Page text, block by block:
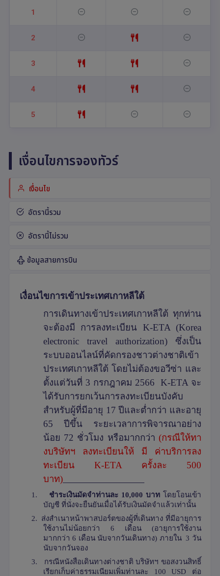
1
2
3
4
5
เงื่อนไขการจองทัวร์
เงื่อนไข
อัตรานี้รวม
อัตรานี้ไม่รวม
ข้อมูลสายการบิน
เงื่อนไขการเข้าประเทศเกาหลีใต้
การเดินทางเข้าประเทศเกาหลีใต้ ทุกท่าน
จะต้องมี การลงทะเบียน K-ETA (Korea
electronic travel authorization) ซึ่งเป็น
ระบบออนไลน์ที่คัดกรองชาวต่างชาติเข้า
ประเทศเกาหลีใต้ โดยไม่ต้องขอวีซ่า และ
ตั้งแต่วันที่ 3 กรกฎาคม 2566 K-ETA จะ
ได้รับการยกเว้นการลงทะเบียนบังคับ
สำหรับผู้ที่มีอายุ 17ปีและต่ำกว่า และอายุ
65 ปีขึ้น ระยะเวลาการพิจารณาอย่าง
น้อย 72 ชั่วโมง หรือมากกว่า (กรณีให้ทา
งบริษัทฯ ลงทะเบียนให้ มี ค่าบริการลง
ทะเบียน K-ETA ครั้งละ 500
บาท)
1. ชำระเงินมัดจำท่านละ 10,000 บาทโดยโอนเข้า
บัญชี ที่นั่งจะยืนยันเมื่อได้รับเงินมัดจำแล้วเท่านั้น
2. ส่งสำเนาหน้าพาสปอร์ตของผู้ที่เดินทาง ที่มีอายุการ
ใช้งานไม่น้อยกว่า 6 เดือน (อายุการใช้งาน
มากกว่า 6 เดือน นับจากวันเดินทาง) ภายใน 3 วัน
นับจากวันจอง
3.
กรณีหนังสือเดินทางต่างชาติ บริษัทฯ ขอสงวนสิทธิ์
เรียกเก็บค่าธรรมเนียมเพิ่มท่านละ 100USD ต่อ